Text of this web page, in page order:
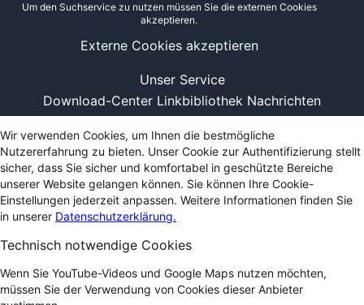
Unser Service
Download-Center Linkbibliothek Nachrichten
Um den Suchservice zu nutzen müssen Sie die externen Cookies
akzeptieren.
Externe Cookies akzeptieren
Wir verwenden Cookies, um Ihnen die bestmögliche
Nutzererfahrung zu bieten. Unser Cookie zur Authentifizierung stellt
sicher, dass Sie sicher und komfortabel in geschützte Bereiche
unserer Website gelangen können. Sie können Ihre Cookie-
Einstellungen jederzeit anpassen. Weitere Informationen finden Sie
in unserer Datenschutzerklärung.
Technisch notwendige Cookies
Wenn Sie YouTube-Videos und Google Maps nutzen möchten,
müssen Sie der Verwendung von Cookies dieser Anbieter